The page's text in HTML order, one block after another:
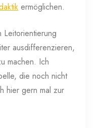
ermöglichen.
Leitorientierung
ausdifferenzieren,
machen. Ich
die noch nicht
hier gern mal zur